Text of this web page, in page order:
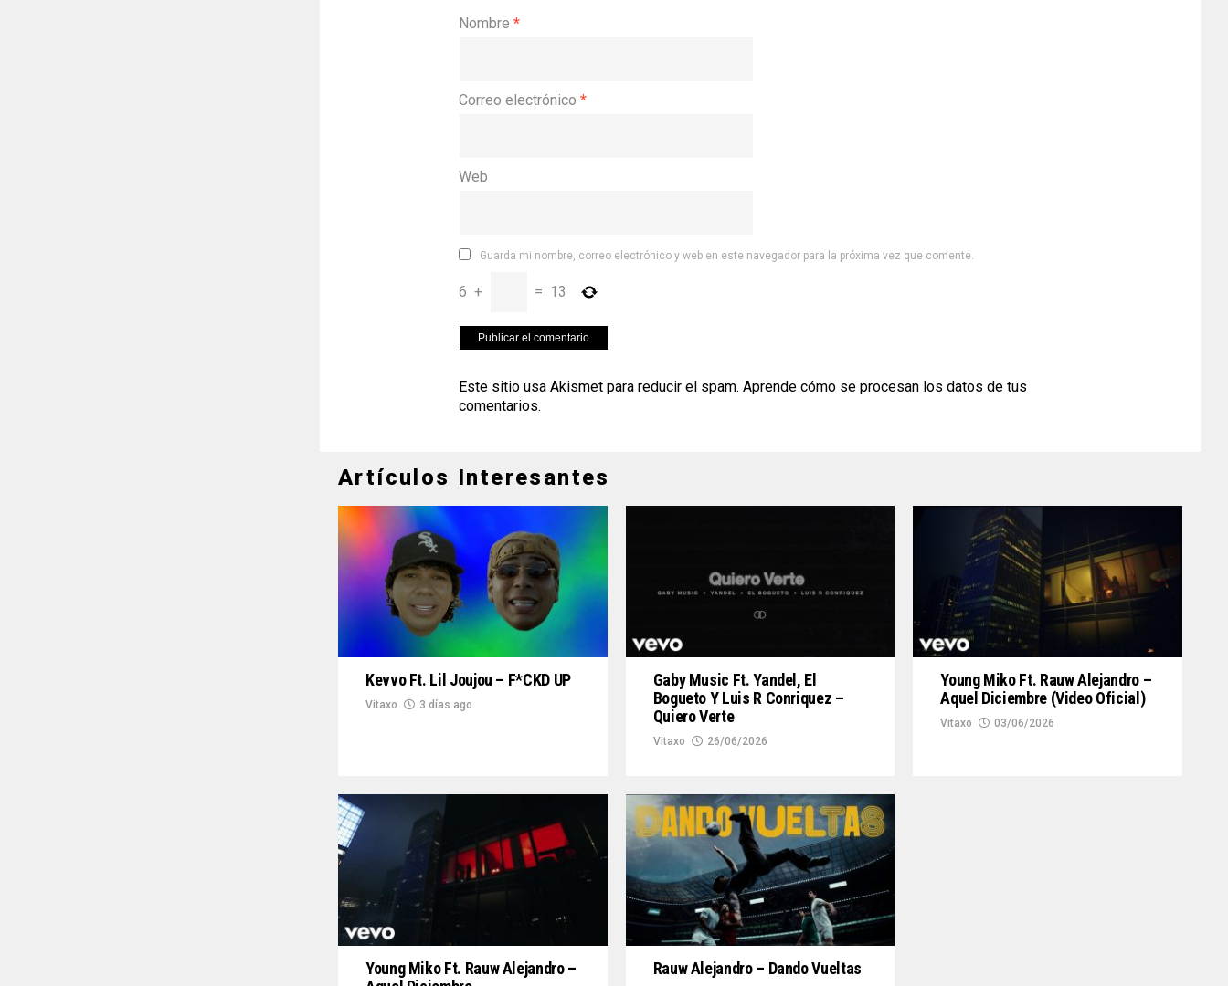
Nombre *
Correo electrónico *
Web
Guarda mi nombre, correo electrónico y web en este navegador para la próxima vez que comente.
6 + = 13
Este sitio usa Akismet para reducir el spam. Aprende cómo se procesan los datos de tus
comentarios.
Artículos Interesantes
Kevvo Ft. Lil Joujou – F*CKD UP
Vitaxo 3 días ago
Gaby Music Ft. Yandel, El
Bogueto Y Luis R Conriquez –
Quiero Verte
Vitaxo 26/06/2026
Young Miko Ft. Rauw Alejandro –
Aquel Diciembre (Video Oficial)
Vitaxo 03/06/2026
Young Miko Ft. Rauw Alejandro –
Rauw Alejandro – Dando Vueltas